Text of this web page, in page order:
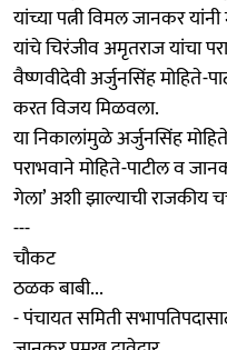
यांच्या पत्नी विमल जानकर
यांचे चिरंजीव अमृतराज यांचा
वैष्णवीदेवी अर्जुनसिंह मोहिते-
करत विजय मिळवला.
या निकालांमुळे अर्जुनसिंह
पराभवाने मोहिते-पाटील व
गेला’ अशी झाल्याची राजकीय
---
चौकट
ठळक बाबी...
- पंचायत समिती